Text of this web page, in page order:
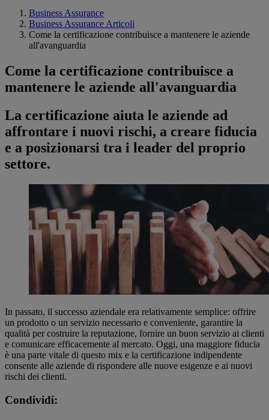
Business Assurance
Business Assurance Articoli
Come la certificazione contribuisce a mantenere le aziende
all'avanguardia
Come la certificazione contribuisce a
mantenere le aziende all'avanguardia
La certificazione aiuta le aziende ad
affrontare i nuovi rischi, a creare fiducia
e a posizionarsi tra i leader del proprio
settore.
In passato, il successo aziendale era relativamente semplice: offrire
un prodotto o un servizio necessario e conveniente, garantire la
qualità per costruire la reputazione, fornire un buon servizio ai clienti
e comunicare efficacemente al mercato. Oggi, una maggiore fiducia
è una parte vitale di questo mix e la certificazione indipendente
consente alle aziende di rispondere alle nuove esigenze e ai nuovi
rischi dei clienti.
Condividi: